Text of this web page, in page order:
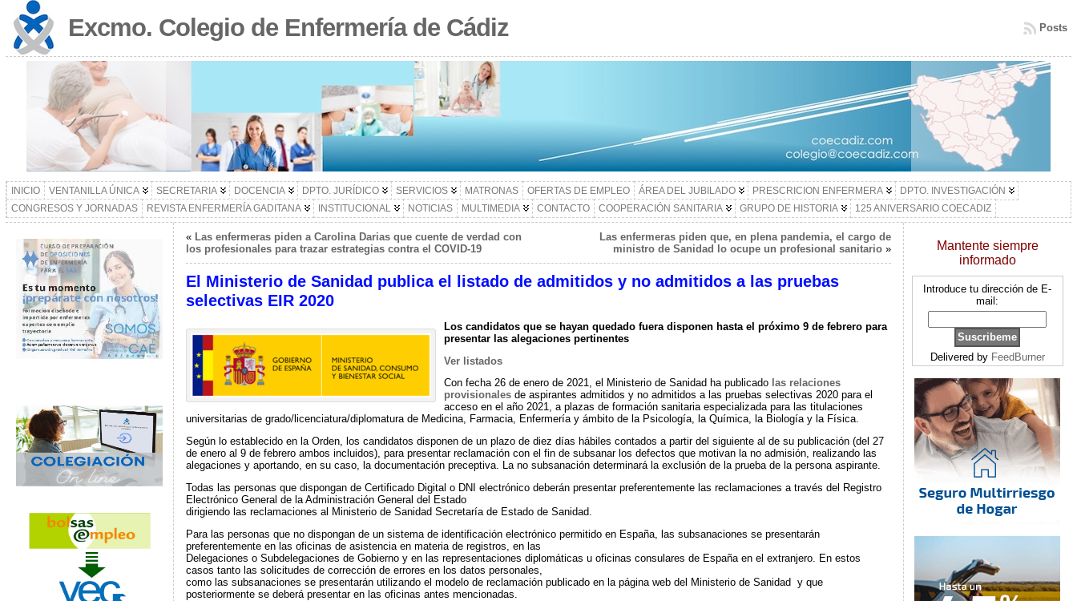
Excmo. Colegio de Enfermería de Cádiz Posts
INICIO VENTANILLA ÚNICA SECRETARIA DOCENCIA DPTO. JURÍDICO SERVICIOS MATRONAS OFERTAS DE EMPLEO ÁREA DEL JUBILADO PRESCRICION ENFERMERA
DPTO. INVESTIGACIÓN
CONGRESOS Y JORNADAS
REVISTA ENFERMERÍA GADITANA INSTITUCIONAL NOTICIAS MULTIMEDIA CONTACTO COOPERACIÓN SANITARIA GRUPO DE HISTORIA 125 ANIVERSARIO COECADIZ
« Las enfermeras piden a Carolina Darias que cuente de verdad con
los profesionales para trazar estrategias contra el COVID-19
Las enfermeras piden que, en plena pandemia, el cargo de
ministro de Sanidad lo ocupe un profesional sanitario»
El Ministerio de Sanidad publica el listado de admitidos y no admitidos a las pruebas
selectivas EIR 2020
Los candidatos que se hayan quedado fuera disponen hasta el próximo 9 de febrero para
presentar las alegaciones pertinentes
Ver listados
Con fecha 26 de enero de 2021, el Ministerio de Sanidad ha publicado las relaciones
provisionalesde aspirantes admitidos y no admitidos a las pruebas selectivas 2020 para el
acceso en el año 2021, a plazas de formación sanitaria especializada para las titulaciones
universitarias de grado/licenciatura/diplomatura de Medicina, Farmacia, Enfermería y ámbito de la Psicología, la Química, la Biología y la Física.
Según lo establecido en la Orden, los candidatos disponen de un plazo de diez días hábiles contados a partir del siguiente al de su publicación (del 27
de enero al 9 de febrero ambos incluidos), para presentar reclamación con el fin de subsanar los defectos que motivan la no admisión, realizando las
alegaciones y aportando, en su caso, la documentación preceptiva. La no subsanación determinará la exclusión de la prueba de la persona aspirante.
Todas las personas que dispongan de Certificado Digital o DNI electrónico deberán presentar preferentemente las reclamaciones a través del Registro
Electrónico General de la Administración General del Estado
dirigiendo las reclamaciones al Ministerio de Sanidad Secretaría de Estado de Sanidad.
Para las personas que no dispongan de un sistema de identificación electrónico permitido en España, las subsanaciones se presentarán
preferentemente en las oficinas de asistencia en materia de registros, en las
Delegaciones o Subdelegaciones de Gobierno y en las representaciones diplomáticas u oficinas consulares de España en el extranjero. En estos
casos tanto las solicitudes de corrección de errores en los datos personales,
como las subsanaciones se presentarán utilizando el modelo de reclamación publicado en la página web del Ministerio de Sanidad y que
posteriormente se deberá presentar en las oficinas antes mencionadas.
Mantente siempre
informado
Introduce tu dirección de E-
mail:
Delivered by FeedBurner